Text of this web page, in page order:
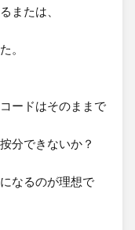
または、
。
ードはそのままで
分できないか？
なるのが理想で